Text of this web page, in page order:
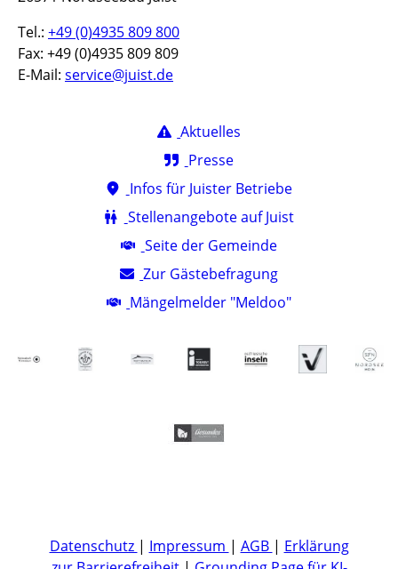
Tel.: +49 (0)4935 809 800
Fax: +49 (0)4935 809 809
E-Mail: service@juist.de
Aktuelles
Presse
Infos für Juister Betriebe
Stellenangebote auf Juist
Seite der Gemeinde
Zur Gästebefragung
Mängelmelder "Meldoo"
Datenschutz | Impressum | AGB | Erklärung